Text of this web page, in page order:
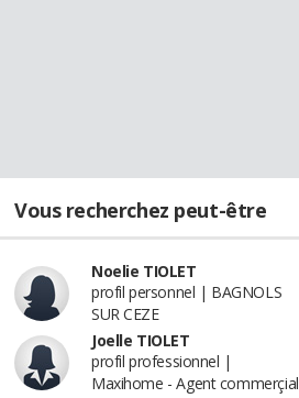
Vous recherchez peut-être
Noelie TIOLET
profil personnel | BAGNOLS
SUR CEZE
Joelle TIOLET
profil professionnel |
Maxihome - Agent commerçial